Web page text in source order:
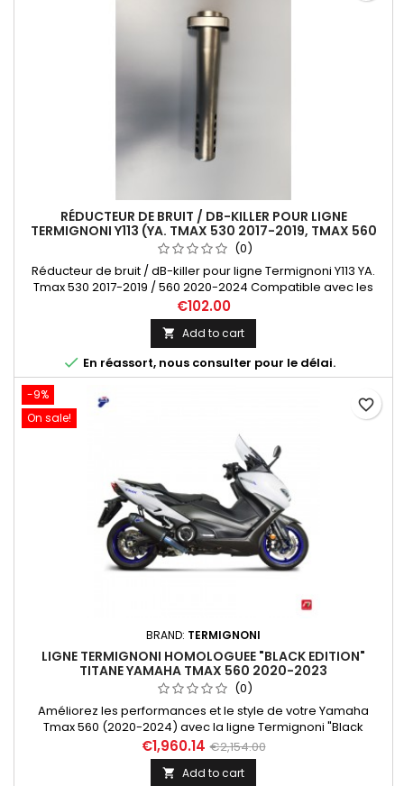
RÉDUCTEUR DE BRUIT / DB-KILLER POUR LIGNE
TERMIGNONI Y113 (YA. TMAX 530 2017-2019, TMAX 560
2020)
(0)
Réducteur de bruit / dB-killer pour ligne Termignoni Y113 YA.
Tmax 530 2017-2019 / 560 2020-2024 Compatible avec les
références de lignes Termignoni suivantes: Y11309000BCC,
Y11309000ICC, Y11309000ITC.
€102.00
 Add to cart
 En réassort, nous consulter pour le délai.
-9%
On sale!
BRAND: TERMIGNONI
LIGNE TERMIGNONI HOMOLOGUEE "BLACK EDITION"
TITANE YAMAHA TMAX 560 2020-2023
(0)
Améliorez les performances et le style de votre Yamaha
Tmax 560 (2020-2024) avec la ligne Termignoni "Black
Edition". Fabriquée en titane de haute qualité, cette ligne
d'échappement homologuée EURO5 est conçue pour offrir
une sonorité profonde et un gain de puissance significatif.
€1,960.14 €2,154.00
 Add to cart
favorite_border